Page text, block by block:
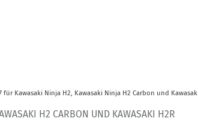
für Kawasaki Ninja H2, Kawasaki Ninja H2 Carbon und Kawasaki
H2 CARBON UND KAWASAKI H2R